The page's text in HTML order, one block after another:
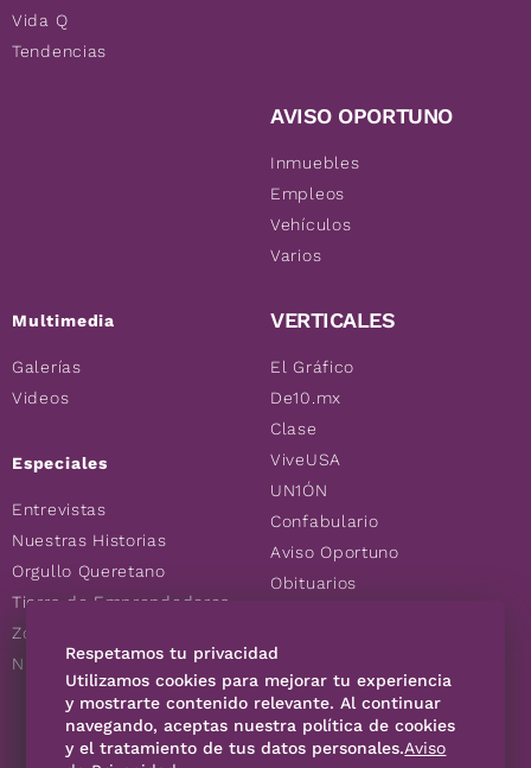
Vida Q
Tendencias
Multimedia
Galerías
Videos
Especiales
Entrevistas
Nuestras Historias
Orgullo Queretano
Tierra de Emprendedores
Zoociales
Nuevos Queretanos
AVISO OPORTUNO
Inmuebles
Empleos
Vehículos
Varios
VERTICALES
El Gráfico
De10.mx
Clase
ViveUSA
UN1ÓN
Confabulario
Aviso Oportuno
Obituarios
Consultas
SÍGUENOS
Respetamos tu privacidad
Utilizamos cookies para mejorar tu experiencia
y mostrarte contenido relevante. Al continuar
navegando, aceptas nuestra política de cookies
y el tratamiento de tus datos personales.Aviso